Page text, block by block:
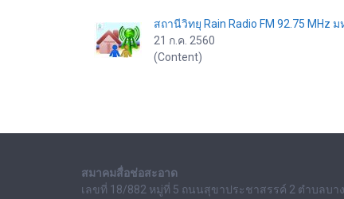
สถานีวิทยุ Rain Radio FM 92.75 MHz
21 ก.ค. 2560
(Content)
สมาคมสื่อช่อสะอาด
เลขที่ 18/882 หมู่ที่ 5 ถนนสุขาประชาสรรค์ 2 ตำบลบา